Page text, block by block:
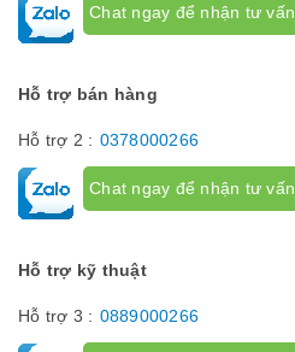
Chat ngay để nhận tư vấn
Hỗ trợ bán hàng
Hỗ trợ 2 : 0378000266
Chat ngay để nhận tư vấn
Hỗ trợ kỹ thuật
Hỗ trợ 3 : 0889000266